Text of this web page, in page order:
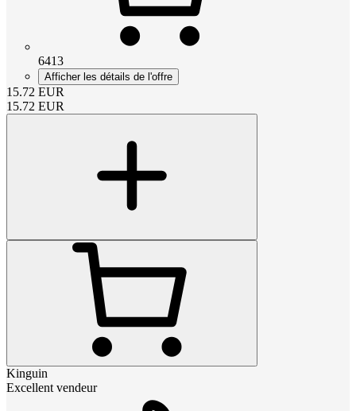
6413
Afficher les détails de l'offre
15.72 EUR
15.72 EUR
Kinguin
Excellent vendeur